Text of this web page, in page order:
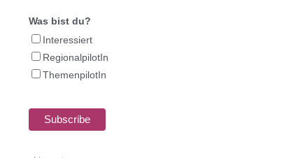
Was bist du?
Interessiert
RegionalpilotIn
ThemenpilotIn